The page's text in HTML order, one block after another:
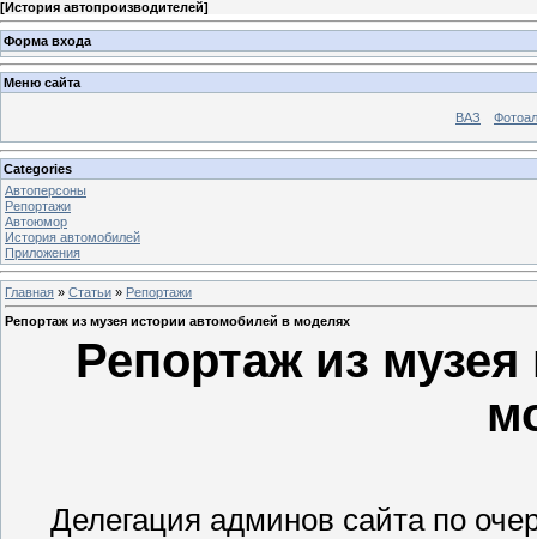
[История автопроизводителей]
Форма входа
Меню сайта
ВАЗ
Categories
Автоперсоны
Репортажи
Автоюмор
История автомобилей
Приложения
Главная » Статьи » Репортажи
Репортаж из музея истории автомобилей в моделях
Репортаж из
Делегация админов сайта по